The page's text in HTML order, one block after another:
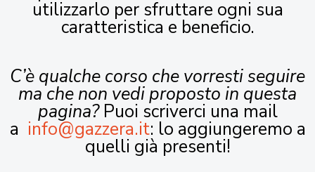
utilizzarlo per sfruttare ogni sua
caratteristica e beneficio.
C’è qualche corso che vorresti seguire
ma che non vedi proposto in questa
pagina?Puoi scriverci una mail
a info@gazzera.it: lo aggiungeremo a
quelli già presenti!